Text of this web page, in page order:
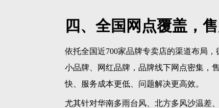
四、全国网点覆盖，
依托全国近700家品牌专卖店的渠道布局
小品牌、网红品牌，品牌线下网点密集，
快、服务成本更低、问题解决更高效。
尤其针对华南多雨台风、北方多风沙温差